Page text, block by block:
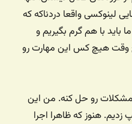
لینوکسی واقعا دردناکه که
باید با هم گرم بگیریم و
هیچ کس این مهارت رو
رو حل کنه. من این
هنوز که ظاهرا اجرا